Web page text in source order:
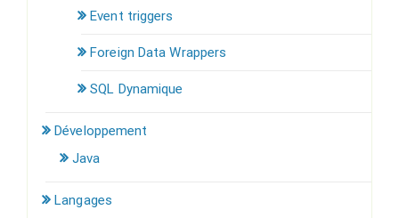
Event triggers
Foreign Data Wrappers
SQL Dynamique
Développement
Java
Langages